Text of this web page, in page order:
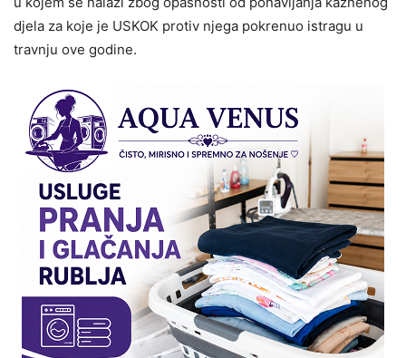
djela za koje je USKOK protiv njega pokrenuo istragu u
travnju ove godine.